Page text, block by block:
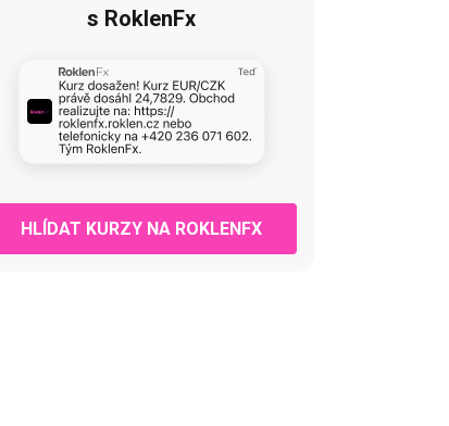
s RoklenFx
HLÍDAT KURZY NA ROKLENFX